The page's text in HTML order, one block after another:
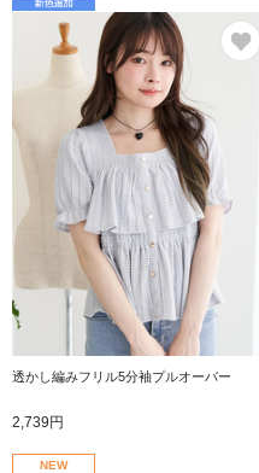
透かし編みフリル5分袖プルオーバー
2,739円
NEW